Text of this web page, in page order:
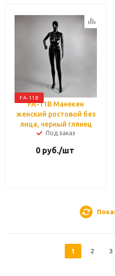
FA-11B
FA-11B Манекен
женский ростовой без
лица, черный глянец
Под заказ
0руб./шт
1 2 3